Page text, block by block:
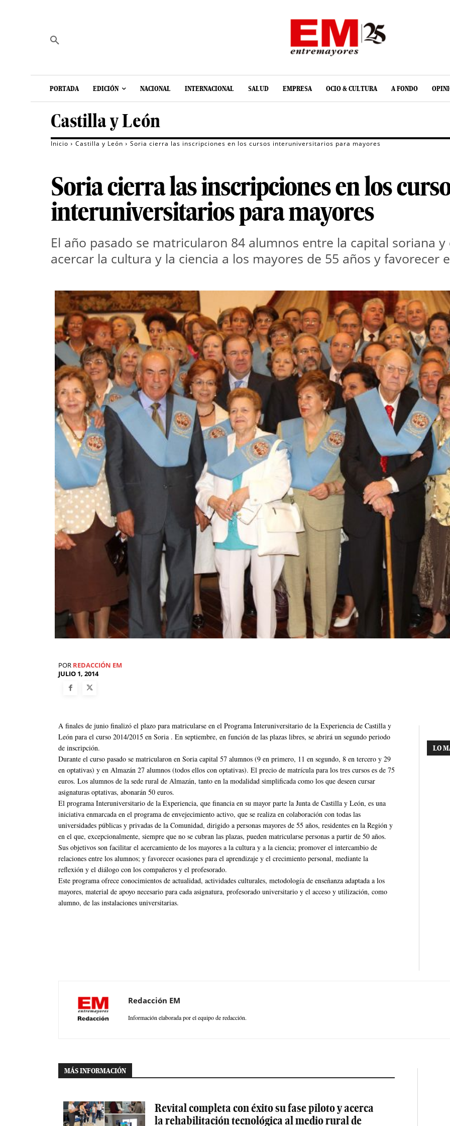
PORTADA EDICIÓN NACIONAL INTERNACIONAL SALUD EMPRESA OCIO & CULTURA A FONDO
Castilla y León
Inicio Castilla y León Soria cierra las inscripciones en los cursos interuniversitarios para mayores
Soria cierra las inscripciones en los
interuniversitarios para mayores
El año pasado se matricularon 84 alumnos entre la capital soriana
acercar la cultura y la ciencia a los mayores de 55 años y favorecer
POR REDACCIÓN EM
JULIO 1, 2014
A finales de junio finalizó el plazo para matricularse en el Programa Interuniversitario de la Experiencia de Castilla y
León para el curso 2014/2015 en Soria . En septiembre, en función de las plazas libres, se abrirá un segundo periodo
de inscripción.
Durante el curso pasado se matricularon en Soria capital 57 alumnos (9 en primero, 11 en segundo, 8 en tercero y 29
en optativas) y en Almazán 27 alumnos (todos ellos con optativas). El precio de matrícula para los tres cursos es de 75
euros. Los alumnos de la sede rural de Almazán, tanto en la modalidad simplificada como los que deseen cursar
asignaturas optativas, abonarán 50 euros.
El programa Interuniversitario de la Experiencia, que financia en su mayor parte la Junta de Castilla y León, es una
iniciativa enmarcada en el programa de envejecimiento activo, que se realiza en colaboración con todas las
universidades públicas y privadas de la Comunidad, dirigido a personas mayores de 55 años, residentes en la Región y
en el que, excepcionalmente, siempre que no se cubran las plazas, pueden matricularse personas a partir de 50 años.
Sus objetivos son facilitar el acercamiento de los mayores a la cultura y a la ciencia; promover el intercambio de
relaciones entre los alumnos; y favorecer ocasiones para el aprendizaje y el crecimiento personal, mediante la
reflexión y el diálogo con los compañeros y el profesorado.
Este programa ofrece conocimientos de actualidad, actividades culturales, metodología de enseñanza adaptada a los
mayores, material de apoyo necesario para cada asignatura, profesorado universitario y el acceso y utilización, como
alumno, de las instalaciones universitarias.
LO
Redacción EM
Información elaborada por el equipo de redacción.
MÁS INFORMACIÓN
Revital completa con éxito su fase piloto y acerca
la rehabilitación tecnológica al medio rural de